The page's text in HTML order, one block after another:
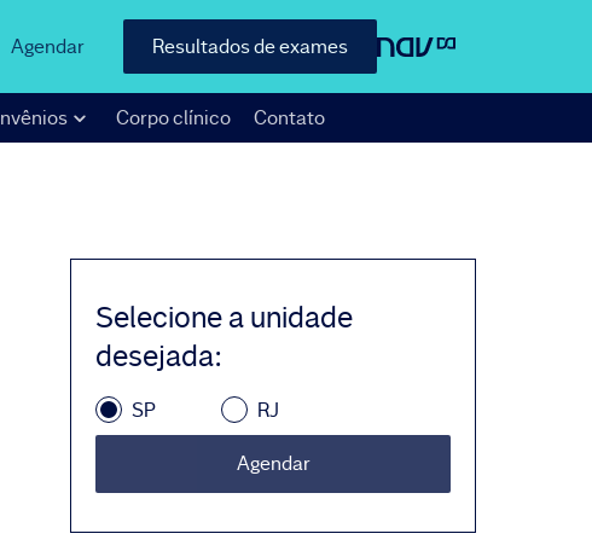
Agendar Resultados de exames
Corpo clínico Contato
Selecione a unidade
desejada:
SP RJ
Agendar